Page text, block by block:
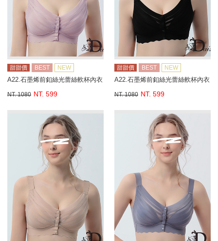
甜甜價 BEST NEW
A22.石墨烯前釦絲光蕾絲軟杯內衣
NT. 1080 NT. 599
甜甜價 BEST NEW
A22.石墨烯前釦絲光蕾絲軟杯內衣
NT. 1080 NT. 599